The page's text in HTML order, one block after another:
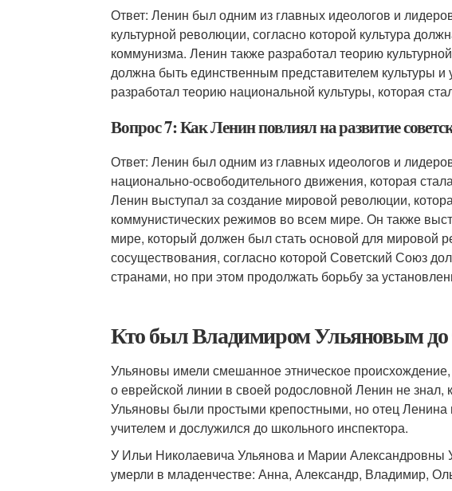
Ответ: Ленин был одним из главных идеологов и
культурной революции, согласно которой культура
коммунизма. Ленин также разработал теорию
должна быть единственным представителем культуры
разработал теорию национальной культуры, которая
Вопрос 7: Как Ленин повлиял на развитие
Ответ: Ленин был одним из главных идеологов и
национально-освободительного движения, которая
Ленин выступал за создание мировой революции,
коммунистических режимов во всем мире. Он также
мире, который должен был стать основой для мировой
сосуществования, согласно которой Советский Союз
странами, но при этом продолжать борьбу за
Кто был Владимиром Ульяновым до
Ульяновы имели смешанное этническое
о еврейской линии в своей родословной Ленин не знал,
Ульяновы были простыми крепостными, но отец Ленина
учителем и дослужился до школьного инспектора.
У Ильи Николаевича Ульянова и Марии Александровны
умерли в младенчестве: Анна, Александр, Владимир,